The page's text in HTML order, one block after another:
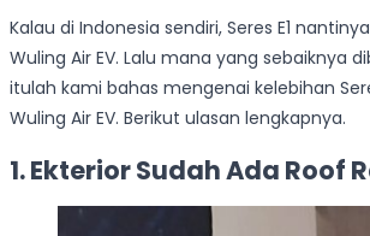
Kalau di Indonesia sendiri, Seres E1
Wuling Air EV. Lalu mana yang sebaiknya
itulah kami bahas mengenai kelebihan
Wuling Air EV. Berikut ulasan lengkapnya.
1. Ekterior Sudah Ada Roof